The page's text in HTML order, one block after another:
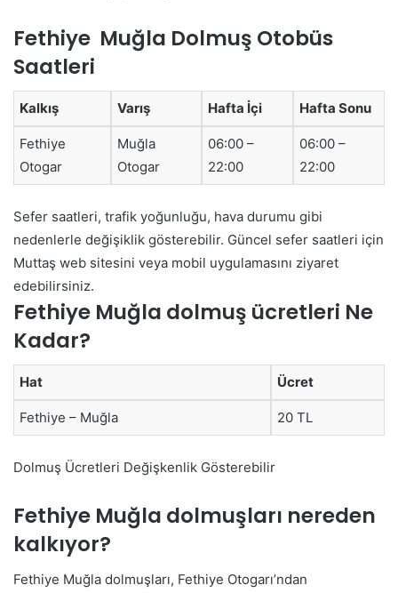
Fethiye Muğla Dolmuş Otobüs
Saatleri
Kalkış Varış Hafta İçi Hafta Sonu
Fethiye
Otogar
Muğla
Otogar
06:00 –
22:00
06:00 –
22:00
Sefer saatleri, trafik yoğunluğu, hava durumu gibi
nedenlerle değişiklik gösterebilir. Güncel sefer saatleri için
Muttaş web sitesini veya mobil uygulamasını ziyaret
edebilirsiniz.
Fethiye Muğla dolmuş ücretleri Ne
Kadar?
Hat Ücret
Fethiye – Muğla 20 TL
Dolmuş Ücretleri Değişkenlik Gösterebilir
Fethiye Muğla dolmuşları nereden
kalkıyor?
Fethiye Muğla dolmuşları, Fethiye Otogarı’ndan